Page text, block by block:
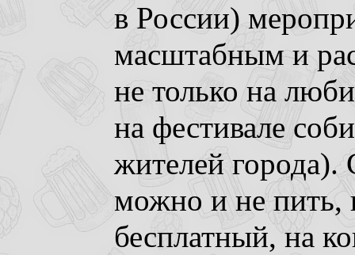
в России)
масштабным и
не только на
на фестивале
жителей города).
можно и не пить,
бесплатный, на